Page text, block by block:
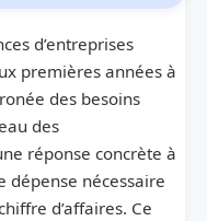
d’entreprises
premières années à
des besoins
des
réponse concrète à
dépense nécessaire
d’affaires. Ce